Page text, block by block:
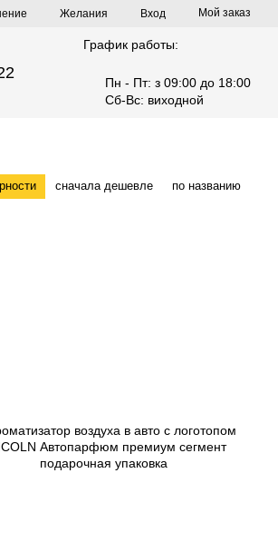
Желания Вход Мой заказ
График работы:
Пн - Пт: з 09:00 до 18:00
Сб-Вс: виходной
сначала дешевле по названию